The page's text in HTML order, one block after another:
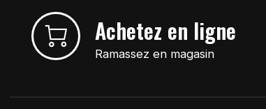
Achetez en ligne
Ramassez en magasin